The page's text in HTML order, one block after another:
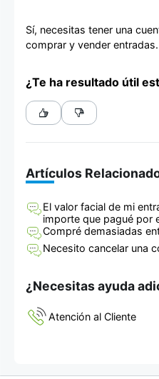
Sí, necesitas tener una
comprar y vender entradas.
¿Te ha resultado útil
Artículos
El valor facial de mi
importe que pagué por
Compré demasiadas
Necesito cancelar una
¿Necesitas ayuda
Atención al Cliente